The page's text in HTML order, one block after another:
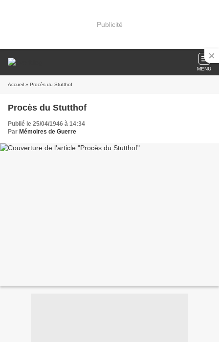
Publicité
MENU
Accueil » Procès du Stutthof
Procès du Stutthof
Publié le 25/04/1946 à 14:34
Par Mémoires de Guerre